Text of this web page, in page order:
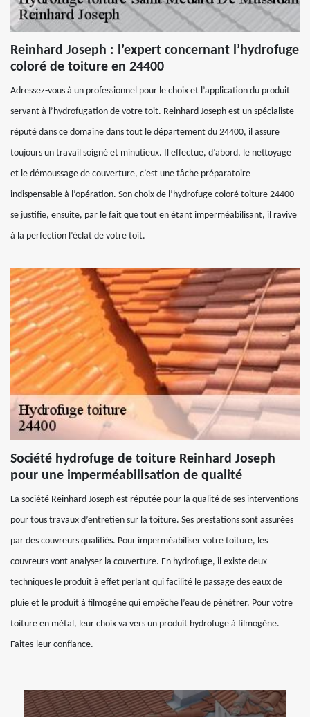
Reinhard Joseph : l’expert concernant l’hydrofuge
coloré de toiture en 24400
Adressez-vous à un professionnel pour le choix et l’application du produit
servant à l’hydrofugation de votre toit. Reinhard Joseph est un spécialiste
réputé dans ce domaine dans tout le département du 24400, il assure
toujours un travail soigné et minutieux. Il effectue, d’abord, le nettoyage
et le démoussage de couverture, c’est une tâche préparatoire
indispensable à l’opération. Son choix de l’hydrofuge coloré toiture 24400
se justifie, ensuite, par le fait que tout en étant imperméabilisant, il ravive
à la perfection l’éclat de votre toit.
Société hydrofuge de toiture Reinhard Joseph
pour une imperméabilisation de qualité
La société Reinhard Joseph est réputée pour la qualité de ses interventions
pour tous travaux d’entretien sur la toiture. Ses prestations sont assurées
par des couvreurs qualifiés. Pour imperméabiliser votre toiture, les
couvreurs vont analyser la couverture. En hydrofuge, il existe deux
techniques le produit à effet perlant qui facilité le passage des eaux de
pluie et le produit à filmogène qui empêche l’eau de pénétrer. Pour votre
toiture en métal, leur choix va vers un produit hydrofuge à filmogène.
Faites-leur confiance.